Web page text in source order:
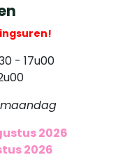
- 17u00
2026
2026